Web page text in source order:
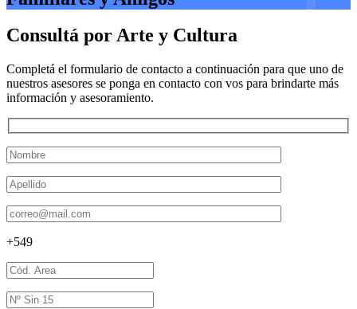
Consultá por Arte y Cultura
Completá el formulario de contacto a continuación para que uno de
nuestros asesores se ponga en contacto con vos para brindarte más
información y asesoramiento.
+549